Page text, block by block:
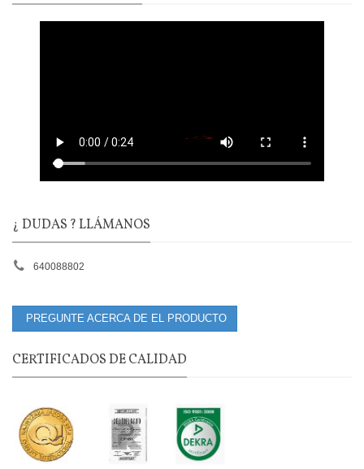
¿ DUDAS ? LLÁMANOS
640088802
PREGUNTE ACERCA DE EL PRODUCTO
CERTIFICADOS DE CALIDAD